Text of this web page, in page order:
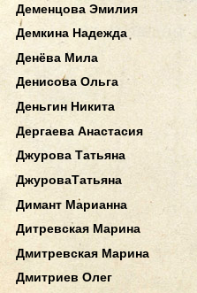
Деменцова Эмилия
Демкина Надежда
Денёва Мила
Денисова Ольга
Деньгин Никита
Дергаева Анастасия
Джурова Татьяна
ДжуроваТатьяна
Димант Марианна
Дитревская Марина
Дмитревская Марина
Дмитриев Олег